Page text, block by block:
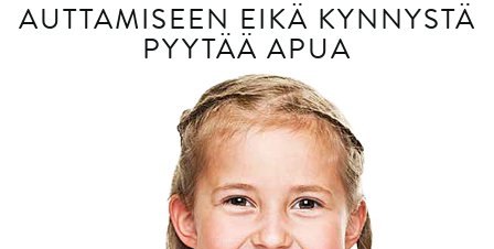
AUTTAMISEEN EIKÄ KYNNYSTÄ
PYYTÄÄ APUA